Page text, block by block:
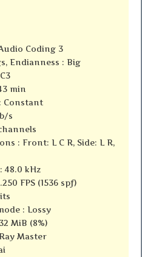
Coding 3
Endianness : Big
min
Constant
s
: Front: L C R, Side: L R,
48.0 kHz
FPS (1536 spf)
: Lossy
MiB (8%)
Master